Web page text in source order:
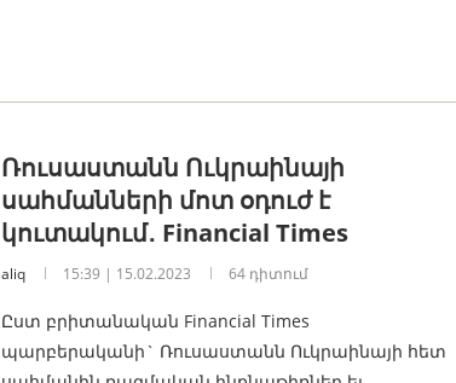
Ռուսաստանն Ուկրաինայի
սահմանների մոտ օդուժ է
կուտակում․ Financial Times
aliq 15:39 | 15.02.2023 64 դիտում
Ըստ բրիտանական Financial Times
պարբերականի` Ռուսաստանն Ուկրաինայի հետ